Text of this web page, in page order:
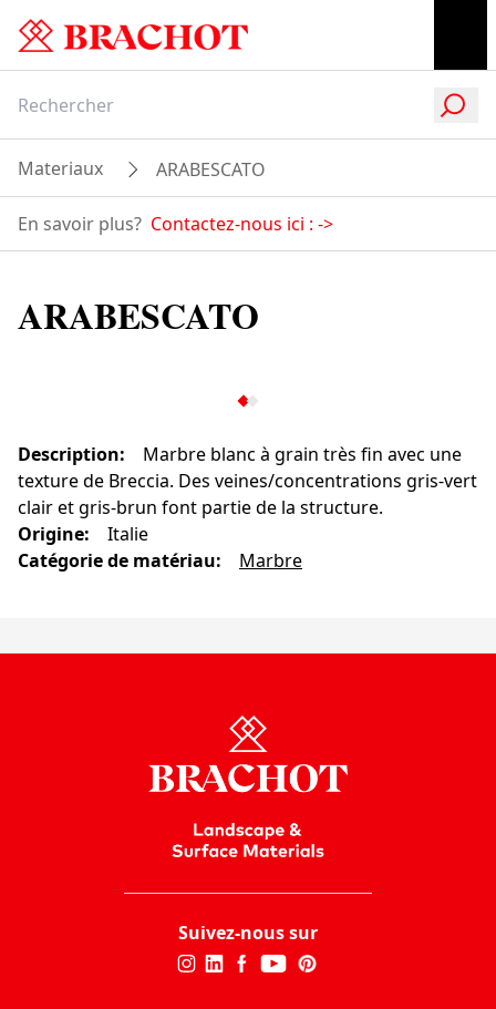
Materiaux ARABESCATO
En savoir plus? Contactez-nous ici : ->
ARABESCATO
Description:
Marbre blanc à grain très fin avec une
texture de Breccia. Des veines/concentrations gris-vert
clair et gris-brun font partie de la structure.
Origine:
Italie
Catégorie de matériau: Marbre
Suivez-nous sur